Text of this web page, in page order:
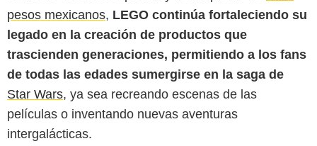
pesos mexicanos, LEGO continúa fortaleciendo su
legado en la creación de productos que
trascienden generaciones, permitiendo a los fans
de todas las edades sumergirse en la saga de
Star Wars, ya sea recreando escenas de las
películas o inventando nuevas aventuras
intergalácticas.